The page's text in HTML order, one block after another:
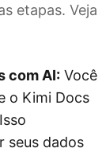
etapas. Veja
com AI: Você
o Kimi Docs
seus dados